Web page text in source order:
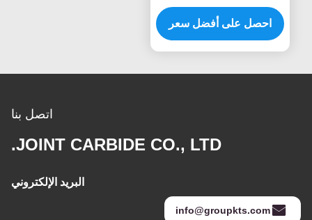
بوصة الشوكة و 70-90HRA
صلابة لتحرير المعادن
احصل على أفضل سعر
اتصل بنا
JOINT CARBIDE CO., LTD.
البريد الإلكتروني
info@groupkts.com